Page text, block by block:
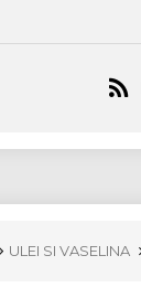
ULEI SI VASELINA